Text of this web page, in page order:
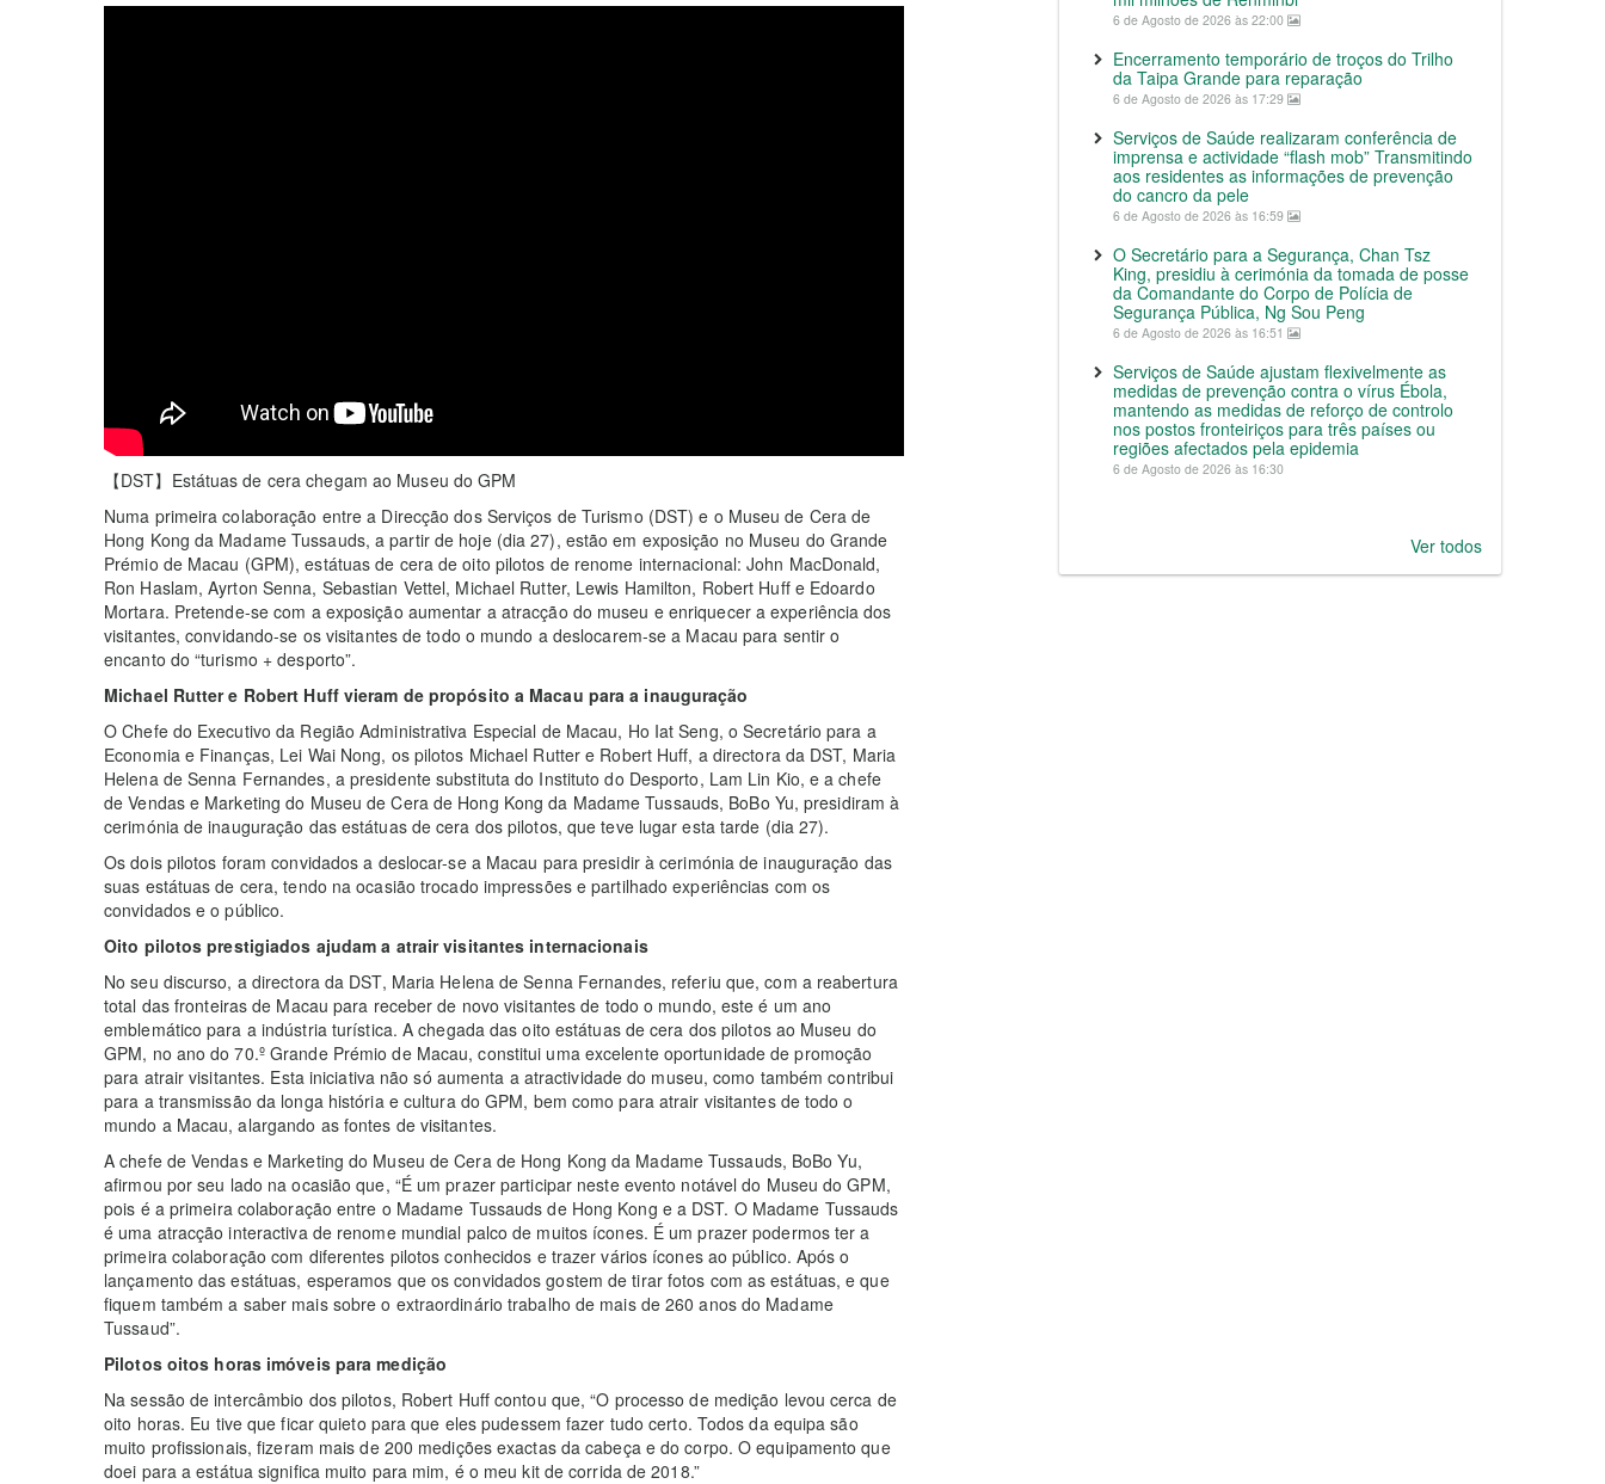
【DST】Estátuas de cera chegam ao Museu do GPM
Numa primeira colaboração entre a Direcção dos Serviços de Turismo (DST) e o Museu de Cera de
Hong Kong da Madame Tussauds, a partir de hoje (dia 27), estão em exposição no Museu do Grande
Prémio de Macau (GPM), estátuas de cera de oito pilotos de renome internacional: John MacDonald,
Ron Haslam, Ayrton Senna, Sebastian Vettel, Michael Rutter, Lewis Hamilton, Robert Huff e Edoardo
Mortara. Pretende-se com a exposição aumentar a atracção do museu e enriquecer a experiência dos
visitantes, convidando-se os visitantes de todo o mundo a deslocarem-se a Macau para sentir o
encanto do “turismo + desporto”.
Michael Rutter e Robert Huff vieram de propósito a Macau para a inauguração
O Chefe do Executivo da Região Administrativa Especial de Macau, Ho Iat Seng, o Secretário para a
Economia e Finanças, Lei Wai Nong, os pilotos Michael Rutter e Robert Huff, a directora da DST, Maria
Helena de Senna Fernandes, a presidente substituta do Instituto do Desporto, Lam Lin Kio, e a chefe
de Vendas e Marketing do Museu de Cera de Hong Kong da Madame Tussauds, BoBo Yu, presidiram à
cerimónia de inauguração das estátuas de cera dos pilotos, que teve lugar esta tarde (dia 27).
Os dois pilotos foram convidados a deslocar-se a Macau para presidir à cerimónia de inauguração das
suas estátuas de cera, tendo na ocasião trocado impressões e partilhado experiências com os
convidados e o público.
Oito pilotos prestigiados ajudam a atrair visitantes internacionais
No seu discurso, a directora da DST, Maria Helena de Senna Fernandes, referiu que, com a reabertura
total das fronteiras de Macau para receber de novo visitantes de todo o mundo, este é um ano
emblemático para a indústria turística. A chegada das oito estátuas de cera dos pilotos ao Museu do
GPM, no ano do 70.º Grande Prémio de Macau, constitui uma excelente oportunidade de promoção
para atrair visitantes. Esta iniciativa não só aumenta a atractividade do museu, como também contribui
para a transmissão da longa história e cultura do GPM, bem como para atrair visitantes de todo o
mundo a Macau, alargando as fontes de visitantes.
A chefe de Vendas e Marketing do Museu de Cera de Hong Kong da Madame Tussauds, BoBo Yu,
afirmou por seu lado na ocasião que, “É um prazer participar neste evento notável do Museu do GPM,
pois é a primeira colaboração entre o Madame Tussauds de Hong Kong e a DST. O Madame Tussauds
é uma atracção interactiva de renome mundial palco de muitos ícones. É um prazer podermos ter a
primeira colaboração com diferentes pilotos conhecidos e trazer vários ícones ao público. Após o
lançamento das estátuas, esperamos que os convidados gostem de tirar fotos com as estátuas, e que
fiquem também a saber mais sobre o extraordinário trabalho de mais de 260 anos do Madame
Tussaud”.
Pilotos oitos horas imóveis para medição
Na sessão de intercâmbio dos pilotos, Robert Huff contou que, “O processo de medição levou cerca de
oito horas. Eu tive que ficar quieto para que eles pudessem fazer tudo certo. Todos da equipa são
muito profissionais, fizeram mais de 200 medições exactas da cabeça e do corpo. O equipamento que
doei para a estátua significa muito para mim, é o meu kit de corrida de 2018.”
6 de Agosto de 2026 às 22:00
Encerramento temporário de troços do Trilho
da Taipa Grande para reparação
6 de Agosto de 2026 às 17:29
Serviços de Saúde realizaram conferência de
imprensa e actividade “flash mob” Transmitindo
aos residentes as informações de prevenção
do cancro da pele
6 de Agosto de 2026 às 16:59
O Secretário para a Segurança, Chan Tsz
King, presidiu à cerimónia da tomada de posse
da Comandante do Corpo de Polícia de
Segurança Pública, Ng Sou Peng
6 de Agosto de 2026 às 16:51
Serviços de Saúde ajustam flexivelmente as
medidas de prevenção contra o vírus Ébola,
mantendo as medidas de reforço de controlo
nos postos fronteiriços para três países ou
regiões afectados pela epidemia
6 de Agosto de 2026 às 16:30
Ver todos